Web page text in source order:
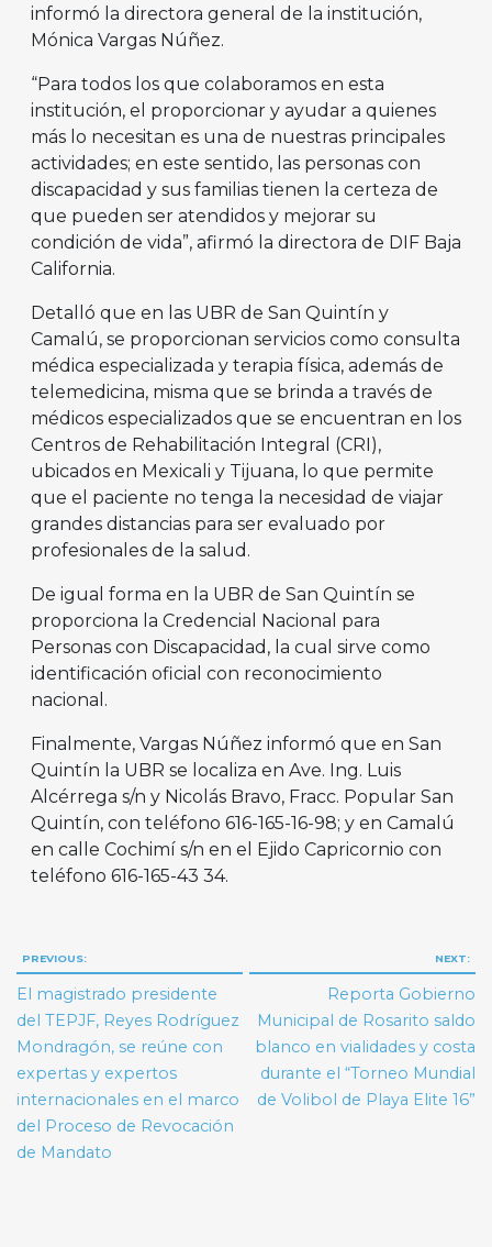
informó la directora general de la institución,
Mónica Vargas Núñez.
“Para todos los que colaboramos en esta
institución, el proporcionar y ayudar a quienes
más lo necesitan es una de nuestras principales
actividades; en este sentido, las personas con
discapacidad y sus familias tienen la certeza de
que pueden ser atendidos y mejorar su
condición de vida”, afirmó la directora de DIF Baja
California.
Detalló que en las UBR de San Quintín y
Camalú, se proporcionan servicios como consulta
médica especializada y terapia física, además de
telemedicina, misma que se brinda a través de
médicos especializados que se encuentran en los
Centros de Rehabilitación Integral (CRI),
ubicados en Mexicali y Tijuana, lo que permite
que el paciente no tenga la necesidad de viajar
grandes distancias para ser evaluado por
profesionales de la salud.
De igual forma en la UBR de San Quintín se
proporciona la Credencial Nacional para
Personas con Discapacidad, la cual sirve como
identificación oficial con reconocimiento
nacional.
Finalmente, Vargas Núñez informó que en San
Quintín la UBR se localiza en Ave. Ing. Luis
Alcérrega s/n y Nicolás Bravo, Fracc. Popular San
Quintín, con teléfono 616-165-16-98; y en Camalú
en calle Cochimí s/n en el Ejido Capricornio con
teléfono 616-165-43 34.
Navegación
de
entradas
PREVIOUS:
El magistrado presidente
del TEPJF, Reyes Rodríguez
Mondragón, se reúne con
expertas y expertos
internacionales en el marco
del Proceso de Revocación
de Mandato
NEXT:
Reporta Gobierno
Municipal de Rosarito saldo
blanco en vialidades y costa
durante el “Torneo Mundial
de Volibol de Playa Elite 16”